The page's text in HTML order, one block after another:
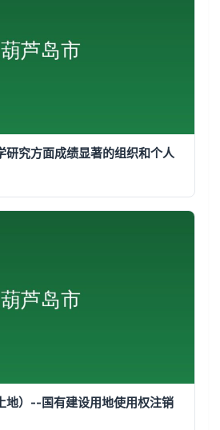
研究方面成绩显著的组织和个人
地）--国有建设用地使用权注销